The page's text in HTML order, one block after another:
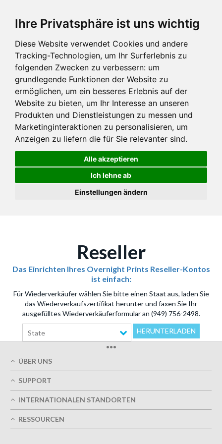
Ihre Privatsphäre ist uns wichtig
Diese Website verwendet Cookies und andere
Tracking-Technologien, um Ihr Surferlebnis zu
folgenden Zwecken zu verbessern: um
grundlegende Funktionen der Website zu
ermöglichen, um ein besseres Erlebnis auf der
Website zu bieten, um Ihr Interesse an unseren
Produkten und Dienstleistungen zu messen und
Marketinginteraktionen zu personalisieren, um
Anzeigen zu liefern die für Sie relevanter sind.
Alle akzeptieren
Ich lehne ab
Einstellungen ändern
Reseller
Das Einrichten Ihres Overnight Prints Reseller-Kontos
ist einfach:
Für Wiederverkäufer wählen Sie bitte einen Staat aus, laden Sie
das Wiederverkaufszertifikat herunter und faxen Sie Ihr
ausgefülltes Wiederverkäuferformular an (949) 756-2498.
State
HERUNTERLADEN
•••
ÜBER UNS
Termingerechte Lieferung
Grün
Impressum
Nutzungsbedingungen
SUPPORT
FAQs
Kontaktieren Sie uns
INTERNATIONALEN STANDORTEN
RESSOURCEN